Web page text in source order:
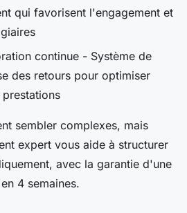
qui favorisent l'engagement et
continue - Système de
des retours pour optimiser
sembler complexes, mais
expert vous aide à structurer
avec la garantie d'une
4 semaines.